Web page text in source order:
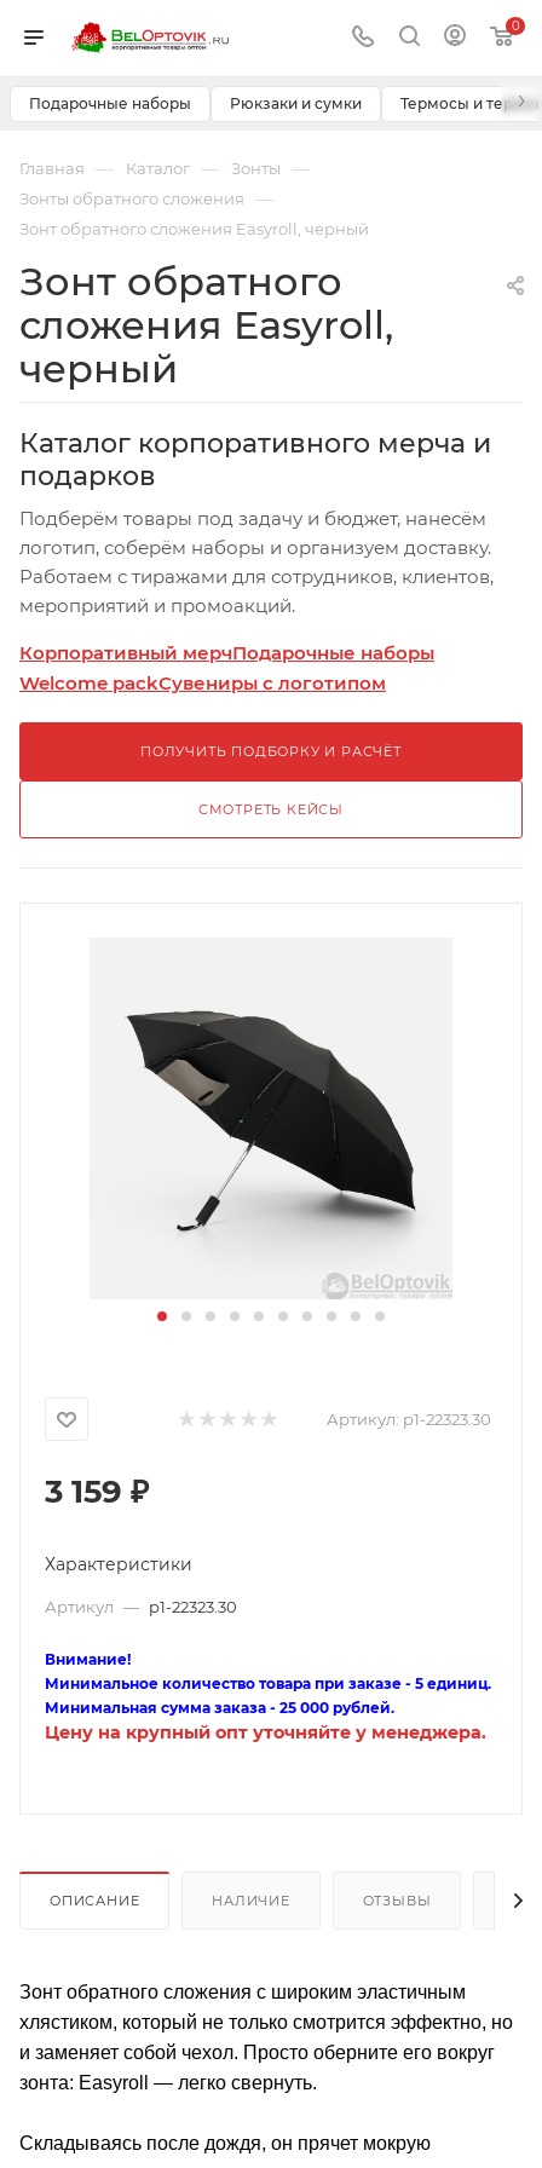
0
Подарочные наборы Рюкзаки и сумки Термосы и ›
Главная — Каталог — Зонты —
Зонты обратного сложения —
Зонт обратного сложения Easyroll, черный
Зонт обратного
сложения Easyroll,
черный
Каталог корпоративного мерча и
подарков
Подберём товары под задачу и бюджет, нанесём
логотип, соберём наборы и организуем доставку.
Работаем с тиражами для сотрудников, клиентов,
мероприятий и промоакций.
Корпоративный мерчПодарочные наборы
Welcome packСувениры с логотипом
ПОЛУЧИТЬ ПОДБОРКУ И РАСЧЁТ
СМОТРЕТЬ КЕЙСЫ
Артикул: p1-22323.30
3 159 ₽
Характеристики
Артикул — p1-22323.30
Внимание!
Минимальное количество товара при заказе - 5 единиц.
Минимальная сумма заказа - 25 000 рублей.
Цену на крупный опт уточняйте у менеджера.
ОПИСАНИЕ НАЛИЧИЕ ОТЗЫВЫ
Зонт обратного сложения с широким эластичным
хлястиком, который не только смотрится эффектно, но
и заменяет собой чехол. Просто оберните его вокруг
зонта: Easyroll — легко свернуть.
Складываясь после дождя, он прячет мокрую